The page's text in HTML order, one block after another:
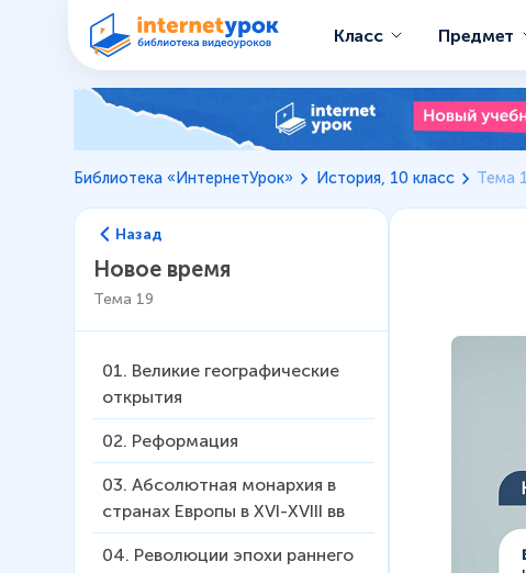
Класс Предмет
Библиотека «ИнтернетУрок» История, 10 класс Тема
Назад
Новое время
Тема 19
01. Великие географические
открытия
02. Реформация
03. Абсолютная монархия в
странах Европы в XVI-XVIII вв
04. Революции эпохи раннего